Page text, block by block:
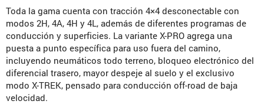
Toda la gama cuenta con tracción 4×4 desconectable con
modos 2H, 4A, 4H y 4L, además de diferentes programas de
conducción y superficies. La variante X-PRO agrega una
puesta a punto específica para uso fuera del camino,
incluyendo neumáticos todo terreno, bloqueo electrónico del
diferencial trasero, mayor despeje al suelo y el exclusivo
modo X-TREK, pensado para conducción off-road de baja
velocidad.